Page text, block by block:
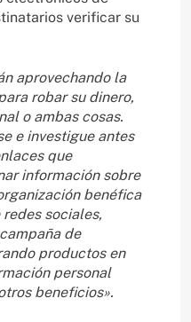
verificar su
aprovechando la
robar su dinero,
o ambas cosas.
e investigue antes
que
información sobre
benéfica
sociales,
de
productos en
personal
beneficios».